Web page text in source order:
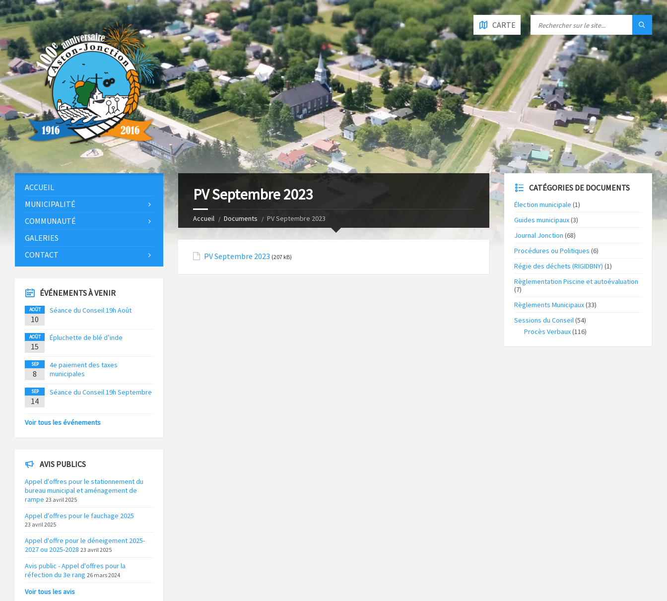
CARTE
PV Septembre 2023
Accueil Documents PV Septembre 2023
PV Septembre 2023 (207 kB)
ACCUEIL
MUNICIPALITÉ
COMMUNAUTÉ
GALERIES
CONTACT
ÉVÉNEMENTS À VENIR
AOÛT
10
Séance du Conseil 19h Août
AOÛT
15
Épluchette de blé d’inde
SEP
8
4e paiement des taxes
municipales
SEP
14
Séance du Conseil 19h Septembre
Voir tous les événements
AVIS PUBLICS
Appel d'offres pour le stationnement du
bureau municipal et aménagement de
rampe 23 avril 2025
Appel d'offres pour le fauchage 2025
23 avril 2025
Appel d'offre pour le déneigement 2025-
2027 ou 2025-2028 23 avril 2025
Avis public - Appel d'offres pour la
réfection du 3e rang 26 mars 2024
Voir tous les avis
CATÉGORIES DE DOCUMENTS
Élection municipale (1)
Guides municipaux(3)
Journal Jonction (68)
Procédures ou Politiques (6)
Régie des déchets (RIGIDBNY) (1)
Règlementation Piscine et autoévaluation
(7)
Règlements Municipaux(33)
Sessions du Conseil(54)
Procès Verbaux(116)